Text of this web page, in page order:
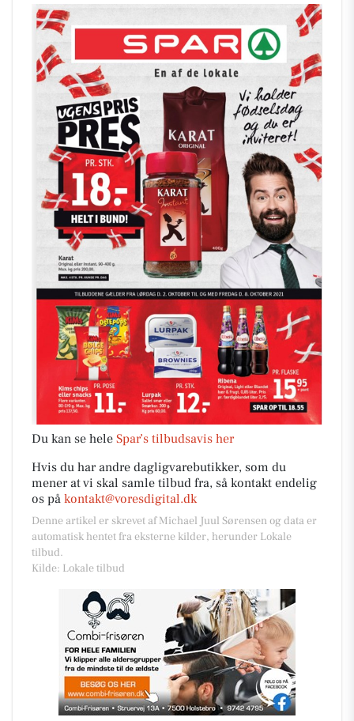
Du kan se hele Spar’s tilbudsavis her
Hvis du har andre dagligvarebutikker, som du
mener at vi skal samle tilbud fra, så kontakt endelig
os på kontakt@voresdigital.dk
Denne artikel er skrevet af Michael Juul Sørensen og data er
automatisk hentet fra eksterne kilder, herunder Lokale
tilbud.
Kilde: Lokale tilbud